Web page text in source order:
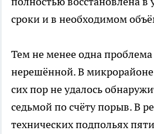
сроки и в необходимом
Тем не менее одна проблема
нерешённой. В
сих пор не удалось
седьмой по счёту порыв. В
технических подпольях